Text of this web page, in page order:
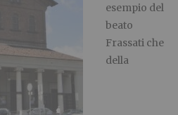
esempio del
beato
Frassati che
della